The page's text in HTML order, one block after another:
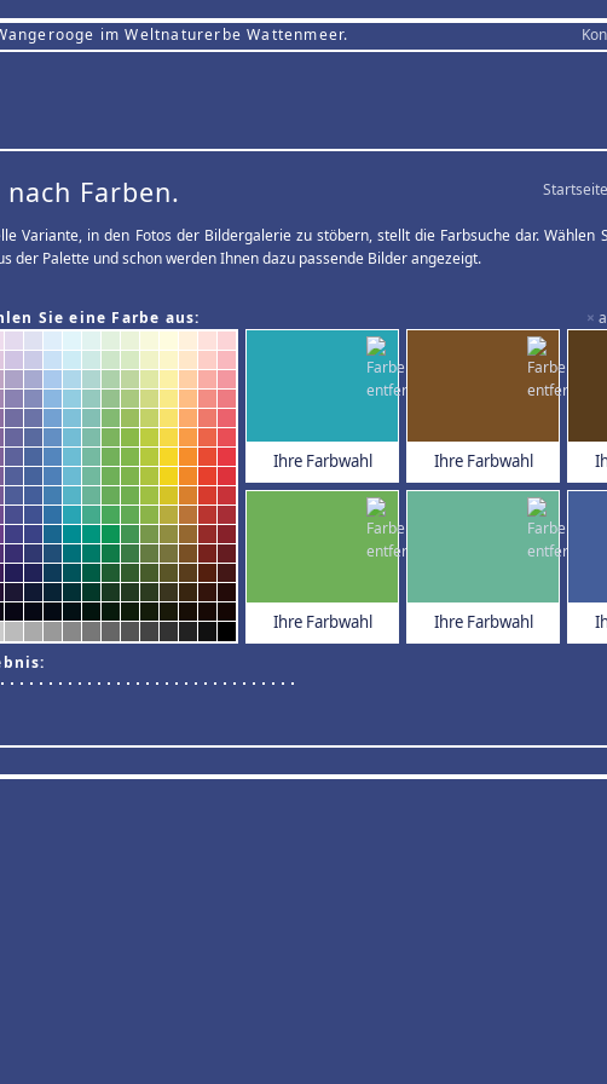
im Weltnaturerbe Wattenmeer.
Startseite
nach Farben.
Variante, in den Fotos der Bildergalerie zu stöbern, stellt die Farbsuche dar.
der Palette und schon werden Ihnen dazu passende Bilder angezeigt.
×
Sie eine Farbe aus:
Ihre Farbwahl Ihre Farbwahl
Ihre Farbwahl Ihre Farbwahl